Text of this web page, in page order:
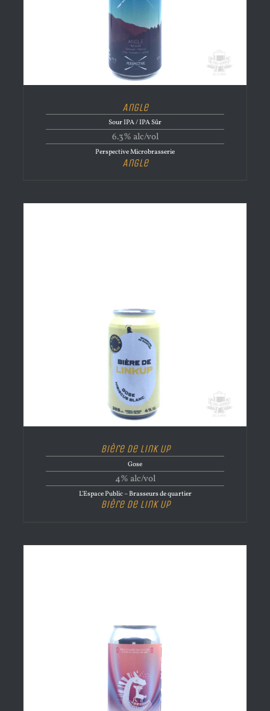
Angle
Sour IPA / IPA Sûr
6.3% alc/vol
Perspective Microbrasserie
Angle
Bière de Link Up
Gose
4% alc/vol
L'Espace Public – Brasseurs de quartier
Bière de Link Up